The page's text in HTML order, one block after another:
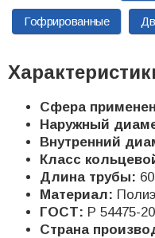
Гофрированные
Сфера
Наружный
Внутренний
Класс
Длина трубы:
Материал:
ГОСТ: Р 54475-
Страна